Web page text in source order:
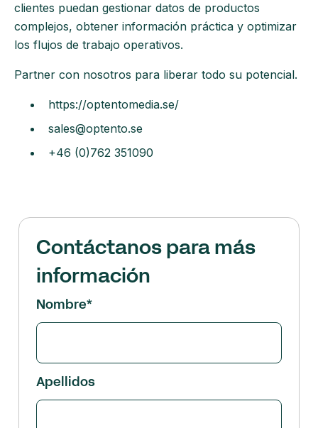
clientes puedan gestionar datos de productos
complejos, obtener información práctica y optimizar
los flujos de trabajo operativos.
Partner con nosotros para liberar todo su potencial.
https://optentomedia.se/
sales@optento.se
+46 (0)762 351090
Contáctanos para más
información
Nombre*
Apellidos